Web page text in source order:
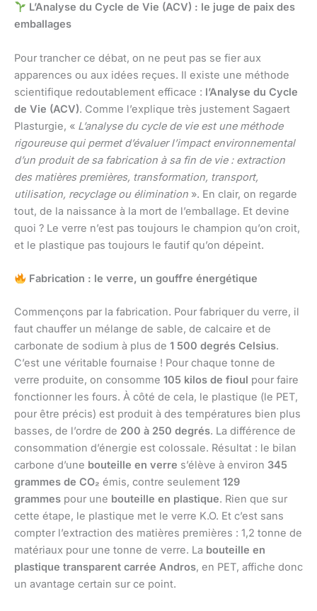
L’Analyse du Cycle de Vie (ACV) : le juge de paix des
emballages
Pour trancher ce débat, on ne peut pas se fier aux
apparences ou aux idées reçues. Il existe une méthode
scientifique redoutablement efficace : l’Analyse du Cycle
de Vie (ACV). Comme l’explique très justement Sagaert
Plasturgie, « L’analyse du cycle de vie est une méthode
rigoureuse qui permet d’évaluer l’impact environnemental
d’un produit de sa fabrication à sa fin de vie : extraction
des matières premières, transformation, transport,
utilisation, recyclage ou élimination ». En clair, on regarde
tout, de la naissance à la mort de l’emballage. Et devine
quoi ? Le verre n’est pas toujours le champion qu’on croit,
et le plastique pas toujours le fautif qu’on dépeint.
Fabrication : le verre, un gouffre énergétique
Commençons par la fabrication. Pour fabriquer du verre, il
faut chauffer un mélange de sable, de calcaire et de
carbonate de sodium à plus de 1 500 degrés Celsius.
C’est une véritable fournaise ! Pour chaque tonne de
verre produite, on consomme 105 kilos de fioul pour faire
fonctionner les fours. À côté de cela, le plastique (le PET,
pour être précis) est produit à des températures bien plus
basses, de l’ordre de 200 à 250 degrés. La différence de
consommation d’énergie est colossale. Résultat : le bilan
carbone d’une bouteille en verre s’élève à environ 345
grammes de CO₂ émis, contre seulement 129
grammes pour une bouteille en plastique. Rien que sur
cette étape, le plastique met le verre K.O. Et c’est sans
compter l’extraction des matières premières : 1,2 tonne de
matériaux pour une tonne de verre. La bouteille en
plastique transparent carrée Andros, en PET, affiche donc
un avantage certain sur ce point.